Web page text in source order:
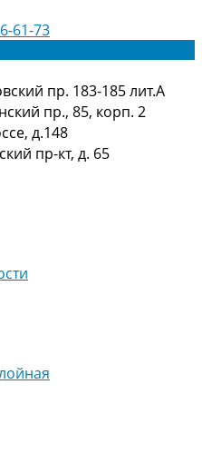
61-73
пр. 183-185 лит.А
пр., 85, корп. 2
д.148
пр-кт, д. 65